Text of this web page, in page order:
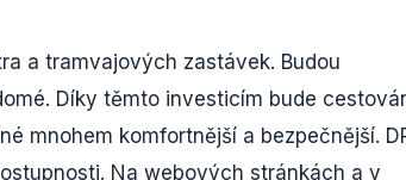
a tramvajových zastávek. Budou
Díky těmto investicím bude
mnohem komfortnější a bezpečnější.
Na webových stránkách a v